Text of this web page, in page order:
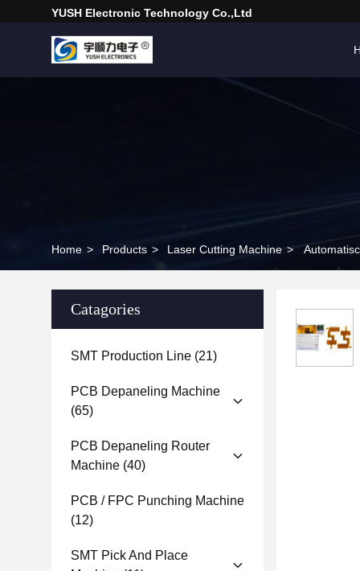
YUSH Electronic Technology Co.,Ltd
Home > Products > Laser Cutting Machine >
Catagories
SMT Production Line (21)
PCB Depaneling Machine
(65)
PCB Depaneling Router
Machine (40)
PCB / FPC Punching Machine
(12)
SMT Pick And Place